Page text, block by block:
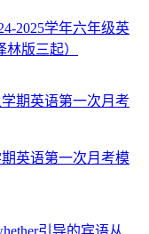
2025学年六年级英
版三起）
英语第一次月考模